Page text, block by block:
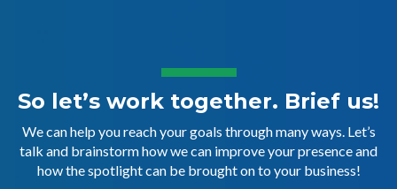
So let’s work together. Brief us!
We can help you reach your goals through many ways. Let’s
talk and brainstorm how we can improve your presence and
how the spotlight can be brought on to your business!